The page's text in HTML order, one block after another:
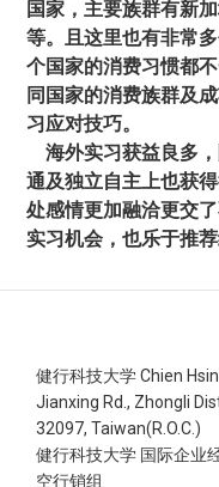
国家，主要族群有新
等。且这里也有非常
个国家的消费习惯都
同国家的消费族群及
习应对技巧。
海外实习获益良多
通及独立自主上也获
处感情更加融洽更交
实习机会，也乐于推荐
健行科技大学 Chien
Jianxing Rd., Zhongli
32097, Taiwan(R.O.C.)
健行科技大学 国际企业
空行销组